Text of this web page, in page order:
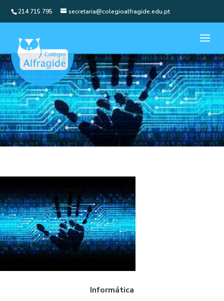
214 715 795 secretaria@colegioalfragide.edu.pt
Informática